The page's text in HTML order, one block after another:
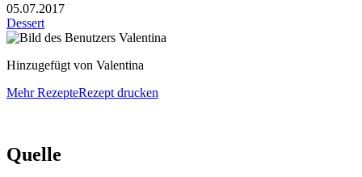
05.07.2017
Dessert
Hinzugefügt von Valentina
Mehr RezepteRezept drucken
Quelle